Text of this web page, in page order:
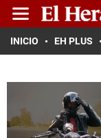
INICIO EH PLUS